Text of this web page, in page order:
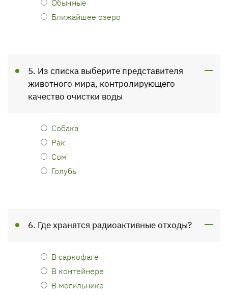
Обычные
Ближайшее озеро
5. Из списка выберите представителя
животного мира, контролирующего
качество очистки воды
Собака
Рак
Сом
Голубь
6. Где хранятся радиоактивные отходы?
В саркофаге
В контейнере
В могильнике